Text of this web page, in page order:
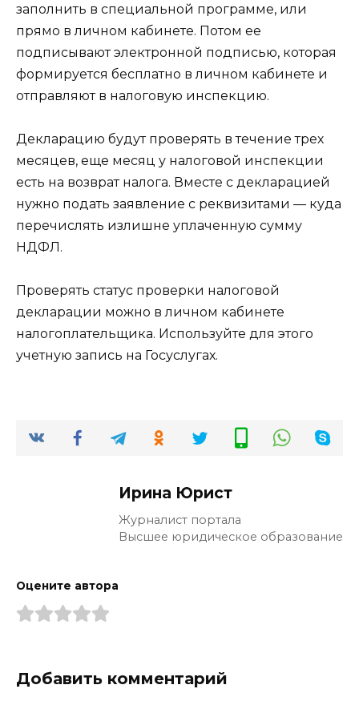
заполнить в специальной программе, или
прямо в личном кабинете. Потом ее
подписывают электронной подписью, которая
формируется бесплатно в личном кабинете и
отправляют в налоговую инспекцию.
Декларацию будут проверять в течение трех
месяцев, еще месяц у налоговой инспекции
есть на возврат налога. Вместе с декларацией
нужно подать заявление с реквизитами — куда
перечислять излишне уплаченную сумму
НДФЛ.
Проверять статус проверки налоговой
декларации можно в личном кабинете
налогоплательщика. Используйте для этого
учетную запись на Госуслугах.
Ирина Юрист
Журналист портала
Высшее юридическое образование
Оцените автора
Добавить комментарий